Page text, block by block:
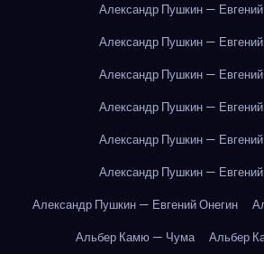
Александр Пушкин —
Александр Пушкин —
Александр Пушкин —
Александр Пушкин —
Александр Пушкин —
Александр Пушкин —
Александр Пушкин — Евгений Онегин
Альбер Камю — Чума
Альбер